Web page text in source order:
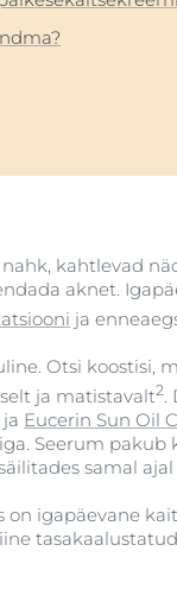
nahk, kahtlevad
aknet.
ja
Otsi koostisi,
ja matistavalt2.
ja Eucerin Sun Oil
Seerum pakub
samal
on igapäevane